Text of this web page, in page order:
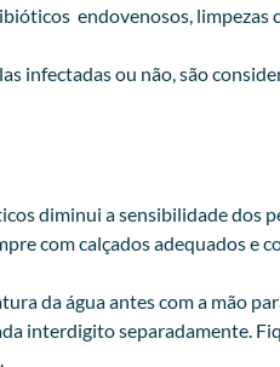
endovenosos, limpezas
infectadas ou não, são
diminui a sensibilidade dos
com calçados adequados
da água antes com a mão
interdigito separadamente.